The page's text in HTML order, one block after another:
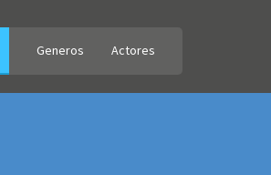
Generos Actores